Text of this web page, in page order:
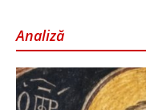
Analiză